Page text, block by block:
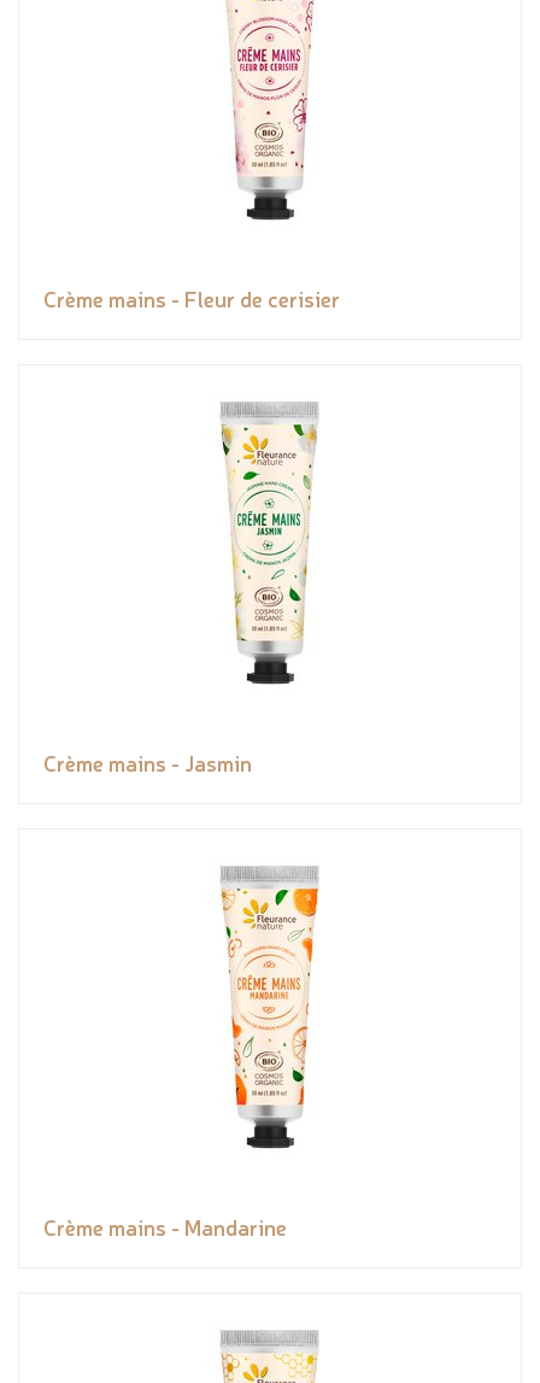
Crème mains - Fleur de cerisier
Crème mains - Jasmin
Crème mains - Mandarine